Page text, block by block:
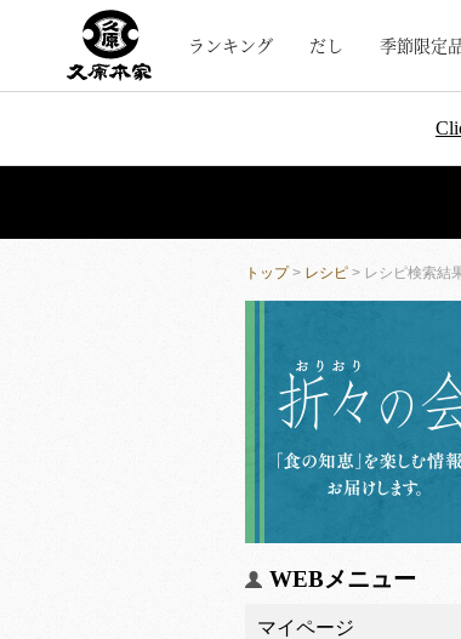
ランキング だし 季節限定
トップ> レシピ > レシピ検索結
WEBメニュー
マイページ